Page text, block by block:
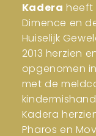
Kadera heeft
Dimence en
Huiselijk
2013 herzien
opgenomen
met de
Kadera
Pharos en